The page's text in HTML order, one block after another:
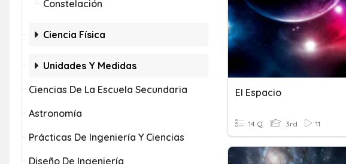
Constelación
Ciencia Física
Unidades Y Medidas
Ciencias De La Escuela Secundaria
Astronomía
Prácticas De Ingeniería Y Ciencias
Diseño De Ingeniería
El Espacio
14 Q 3rd 11